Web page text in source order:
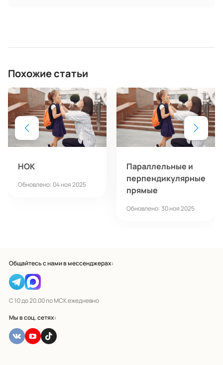
Похожие статьи
НОК
Обновлено: 04 ноя 2025
Параллельные и
перпендикулярные
прямые
Обновлено: 30 ноя 2025
Общайтесь с нами в мессенджерах:
С 10 до 20.00 по МСК ежедневно
Мы в соц. сетях: